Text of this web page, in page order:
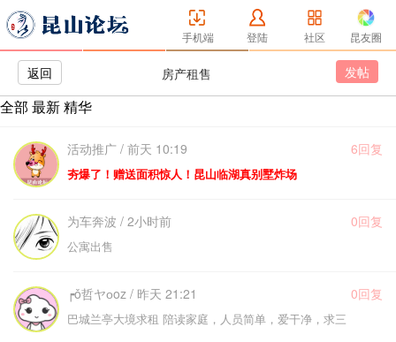
手机端 登陆 社区 昆友圈
返回 房产租售 发帖
全部 最新精华
活动推广 / 前天 10:19 6回复
夯爆了！赠送面积惊人！昆山临湖真别墅炸场
为车奔波 / 2小时前 0回复
公寓出售
┍ǒ哲ヤоoz / 昨天 21:21 0回复
巴城兰亭大境求租 陪读家庭，人员简单，爱干净，求三